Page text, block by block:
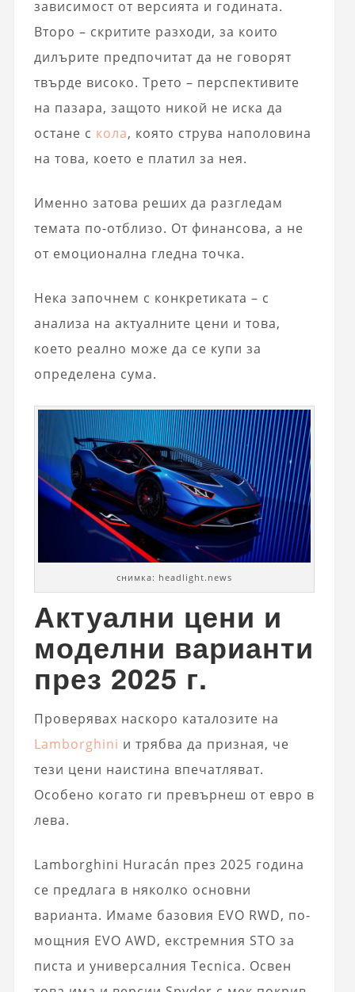
зависимост от версията и годината.
Второ – скритите разходи, за които
дилърите предпочитат да не говорят
твърде високо. Трето – перспективите
на пазара, защото никой не иска да
остане с кола, която струва наполовина
на това, което е платил за нея.
Именно затова реших да разгледам
темата по-отблизо. От финансова, а не
от емоционална гледна точка.
Нека започнем с конкретиката – с
анализа на актуалните цени и това,
което реално може да се купи за
определена сума.
снимка: headlight.news
Актуални цени и
моделни варианти
през 2025 г.
Проверявах наскоро каталозите на
Lamborghini и трябва да призная, че
тези цени наистина впечатляват.
Особено когато ги превърнеш от евро в
лева.
Lamborghini Huracán през 2025 година
се предлага в няколко основни
варианта. Имаме базовия EVO RWD, по-
мощния EVO AWD, екстремния STO за
писта и универсалния Tecnica. Освен